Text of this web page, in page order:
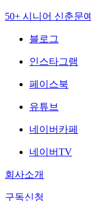
50+ 시니어 신춘문예
블로그
인스타그램
페이스북
유튜브
네이버카페
네이버TV
회사소개
구독신청